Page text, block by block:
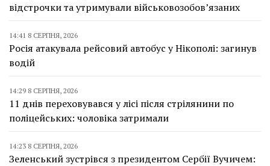
відстрочки та утримували військовозобов’язаних
14:41 8 СЕРПНЯ, 2026
Росія атакувала рейсовий автобус у Нікополі: загинув
водій
14:29 8 СЕРПНЯ, 2026
11 днів переховувався у лісі після стрілянини по
поліцейських: чоловіка затримали
14:23 8 СЕРПНЯ, 2026
Зеленський зустрівся з президентом Сербії Вучичем: